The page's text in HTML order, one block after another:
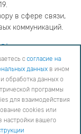
в сфере связи,
коммуникаций.
516
обработку данных
сайт. Сбор и обработка
программы "Яндекс Метрика".
Вы можете согласиться на
настройки вашего интернет-
с согласие на
данных в ином
обработка данных о
программы
для взаимодействия
cookies или
настройки вашего